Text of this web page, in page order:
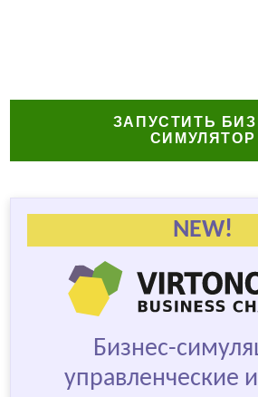
ЗАПУСТИТЬ
СИМУЛЯТОР
NEW!
Бизнес-
управленческие